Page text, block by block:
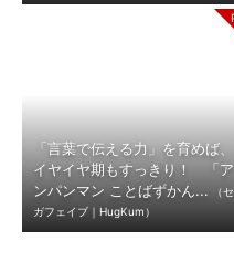
「言葉で伝える力」を育めば、
イヤイヤ期もすっきり！ 「ア
ンパンマン ことばずかん...
（セ
ガフェイブ｜HugKum）